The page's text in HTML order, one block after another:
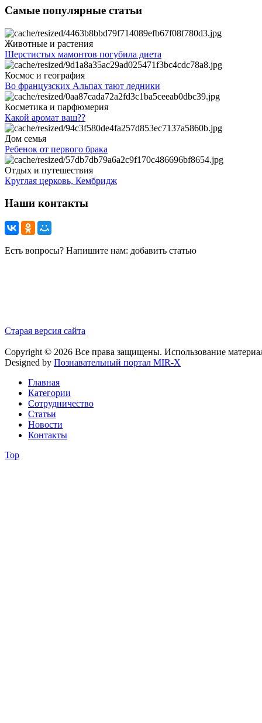
Самые популярные статьи
Животные и растения
Шерстистых мамонтов погубила диета
Космос и география
Во французских Альпах тают ледники
Косметика и парфюмерия
Какой аромат ваш??
Дом семья
Ребенок от первого брака
Отдых и путешествия
Круглая церковь, Кембридж
Наши контакты
Есть вопросы? Напишите нам: добавить статью
Старая версия сайта
Copyright © 2026 Все права защищены. Использование
Designed by Познавательный портал MIR-X
Главная
Категории
Сотрудничество
Статьи
Новости
Контакты
Top